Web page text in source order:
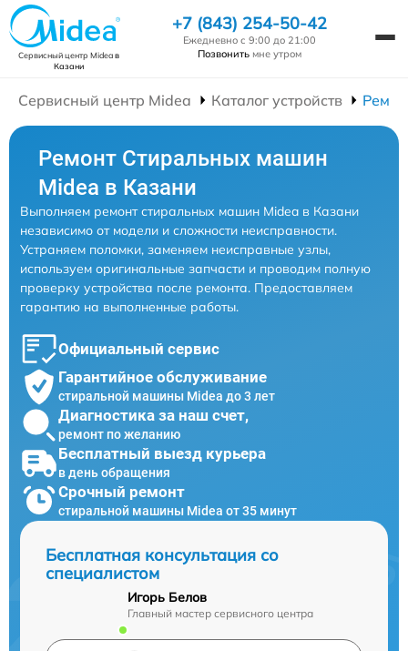
Сервисный центр Mideaв
Казани
+7 (843) 254-50-42
Ежедневно с 9:00 до 21:00
Позвонить мне утром
Сервисный центр Midea Каталог устройств
Ремонт Стиральных машин
Midea в Казани
Выполняем ремонт стиральных машин Midea в Казани
независимо от модели и сложности неисправности.
Устраняем поломки, заменяем неисправные узлы,
используем оригинальные запчасти и проводим полную
проверку устройства после ремонта. Предоставляем
гарантию на выполненные работы.
Официальный сервис
Гарантийное обслуживание
стиральной машины Midea до 3 лет
Диагностика за наш счет,
ремонт по желанию
Бесплатный выезд курьера
в день обращения
Срочный ремонт
стиральной машины Midea от 35 минут
Бесплатная консультация со
специалистом
Игорь Белов
Главный мастер сервисного центра